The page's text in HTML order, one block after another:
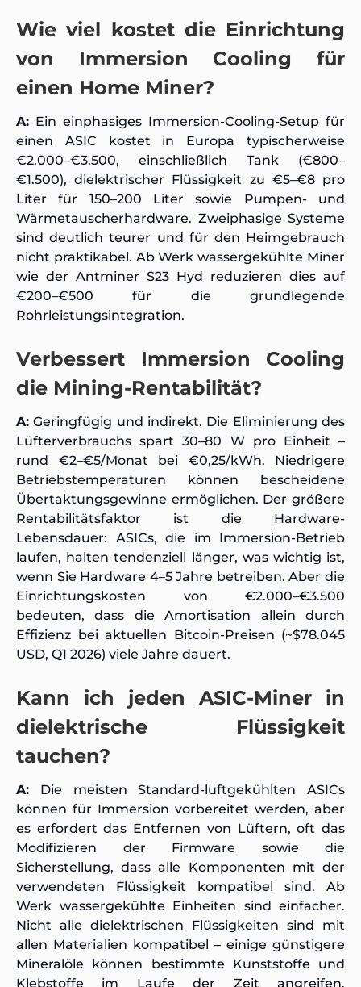
Wie viel kostet die Einrichtung
von Immersion Cooling für
einen Home Miner?
A: Ein einphasiges Immersion-Cooling-Setup für
einen ASIC kostet in Europa typischerweise
€2.000–€3.500, einschließlich Tank (€800–
€1.500), dielektrischer Flüssigkeit zu €5–€8 pro
Liter für 150–200 Liter sowie Pumpen- und
Wärmetauscherhardware. Zweiphasige Systeme
sind deutlich teurer und für den Heimgebrauch
nicht praktikabel. Ab Werk wassergekühlte Miner
wie der Antminer S23 Hyd reduzieren dies auf
€200–€500 für die grundlegende
Rohrleistungsintegration.
Verbessert Immersion Cooling
die Mining-Rentabilität?
A: Geringfügig und indirekt. Die Eliminierung des
Lüfterverbrauchs spart 30–80 W pro Einheit –
rund €2–€5/Monat bei €0,25/kWh. Niedrigere
Betriebstemperaturen können bescheidene
Übertaktungsgewinne ermöglichen. Der größere
Rentabilitätsfaktor ist die Hardware-
Lebensdauer: ASICs, die im Immersion-Betrieb
laufen, halten tendenziell länger, was wichtig ist,
wenn Sie Hardware 4–5 Jahre betreiben. Aber die
Einrichtungskosten von €2.000–€3.500
bedeuten, dass die Amortisation allein durch
Effizienz bei aktuellen Bitcoin-Preisen (~$78.045
USD, Q1 2026) viele Jahre dauert.
Kann ich jeden ASIC-Miner in
dielektrische Flüssigkeit
tauchen?
A: Die meisten Standard-luftgekühlten ASICs
können für Immersion vorbereitet werden, aber
es erfordert das Entfernen von Lüftern, oft das
Modifizieren der Firmware sowie die
Sicherstellung, dass alle Komponenten mit der
verwendeten Flüssigkeit kompatibel sind. Ab
Werk wassergekühlte Einheiten sind einfacher.
Nicht alle dielektrischen Flüssigkeiten sind mit
allen Materialien kompatibel – einige günstigere
Mineralöle können bestimmte Kunststoffe und
Klebstoffe im Laufe der Zeit angreifen.